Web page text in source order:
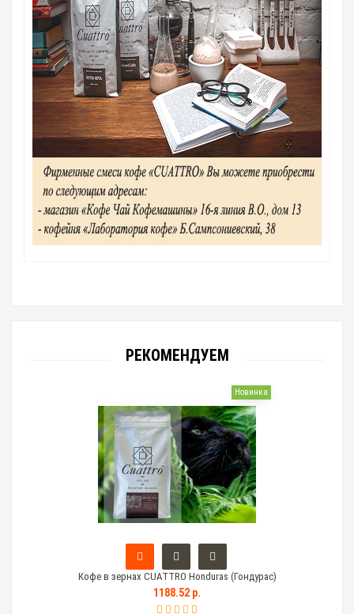
РЕКОМЕНДУЕМ
Новинка
Кофе в зернах CUATTRO Honduras (Гондурас)
1188.52 р.